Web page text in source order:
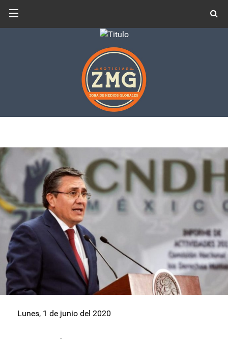
Lunes, 1 de junio del 2020